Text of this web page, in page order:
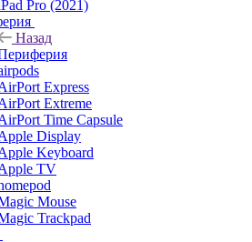
Pro (2021)
Назад
Express
Extreme
Time Capsule
Display
Keyboard
TV
Mouse
Trackpad